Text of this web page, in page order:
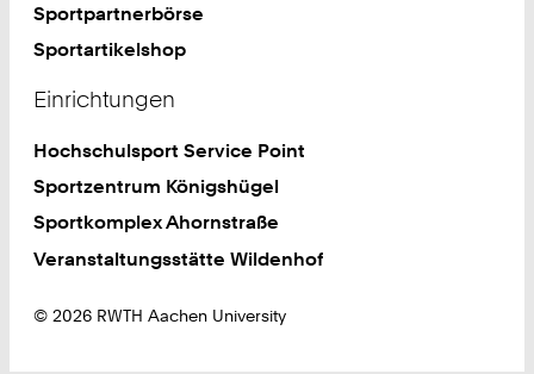
Sportpartnerbörse
Sportartikelshop
Einrichtungen
Hochschulsport Service Point
Sportzentrum Königshügel
Sportkomplex Ahornstraße
Veranstaltungsstätte Wildenhof
© 2026 RWTH Aachen University